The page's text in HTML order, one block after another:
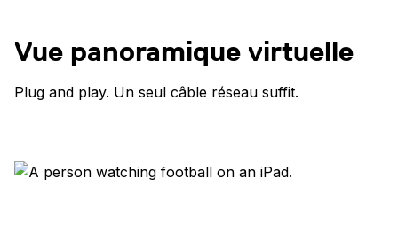
Vue panoramique virtuelle
Plug and play. Un seul câble réseau suffit.